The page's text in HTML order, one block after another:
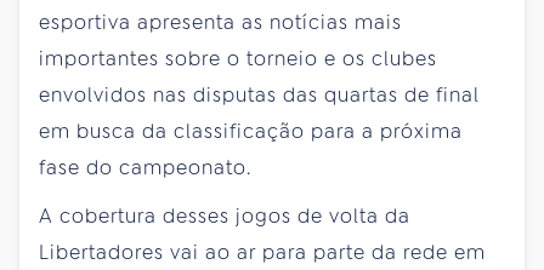
esportiva apresenta as notícias mais
importantes sobre o torneio e os clubes
envolvidos nas disputas das quartas de final
em busca da classificação para a próxima
fase do campeonato.
A cobertura desses jogos de volta da
Libertadores vai ao ar para parte da rede em